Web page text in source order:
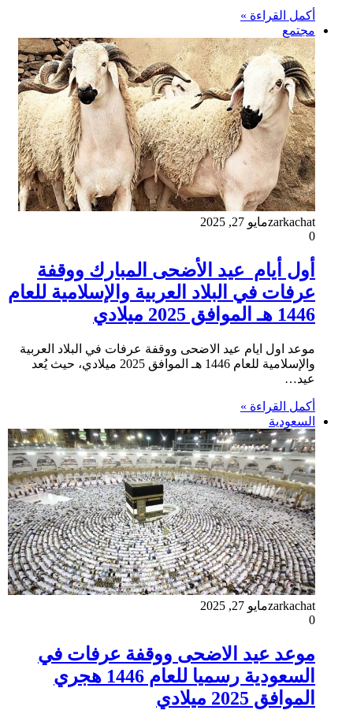
أكمل القراءة »
مجتمع
zarkachatمايو 27, 2025
0
أول أيام عيد الأضحى المبارك ووقفة
عرفات في البلاد العربية والإسلامية للعام
1446 هـ الموافق 2025 ميلادي
موعد اول ايام عيد الاضحى ووقفة عرفات في البلاد العربية
والإسلامية للعام 1446 هـ الموافق 2025 ميلادي، حيث يُعد
عيد…
أكمل القراءة »
السعودية
zarkachatمايو 27, 2025
0
موعد عيد الاضحى ووقفة عرفات في
السعودية رسميا للعام 1446 هجري
الموافق 2025 ميلادي